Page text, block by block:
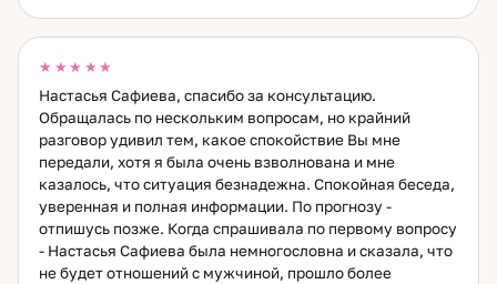
★★★★★
Настасья Сафиева, спасибо за консультацию.
Обращалась по нескольким вопросам, но крайний
разговор удивил тем, какое спокойствие Вы мне
передали, хотя я была очень взволнована и мне
казалось, что ситуация безнадежна. Спокойная беседа,
уверенная и полная информации. По прогнозу -
отпишусь позже. Когда спрашивала по первому вопросу
- Настасья Сафиева была немногословна и сказала, что
не будет отношений с мужчиной, прошло более